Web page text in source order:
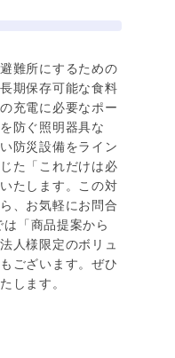
難所にするための
期保存可能な食料
充電に必要なポー
防ぐ照明器具な
防災設備をライン
た「これだけは必
たします。この対
、お気軽にお問合
「商品提案から
人様限定のボリュ
ございます。ぜひ
します。